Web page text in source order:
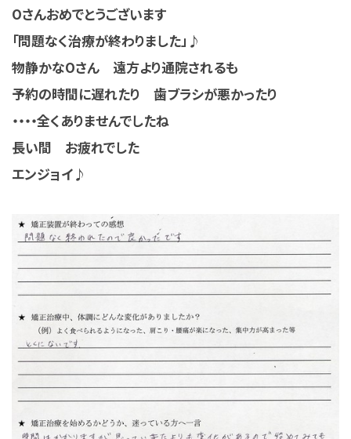
Oさんおめでとうございます
「問題なく治療が終わりました」♪
物静かなOさん 遠方より通院されるも
予約の時間に遅れたり 歯ブラシが悪かったり
・・・・全くありませんでしたね
長い間 お疲れでした
エンジョイ♪